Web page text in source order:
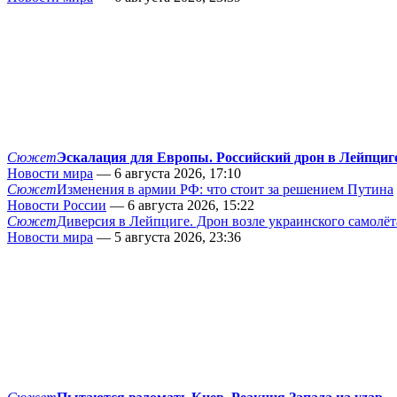
СюжетЭскалация для Европы. Российский дрон в
Новости мира — 6 августа 2026, 17:10
СюжетИзменения в армии РФ: что стоит за решением Путина
Новости России — 6 августа 2026, 15:22
СюжетДиверсия в Лейпциге. Дрон возле украинского
Новости мира — 5 августа 2026, 23:36